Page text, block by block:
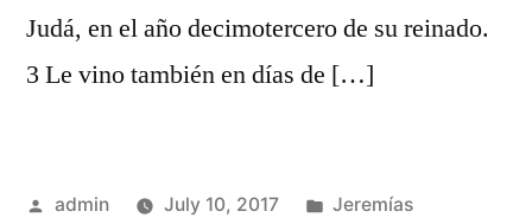
Judá, en el año decimotercero de su reinado.
3 Le vino también en días de […]
Posted
admin July 10, 2017
Posted
Jeremías